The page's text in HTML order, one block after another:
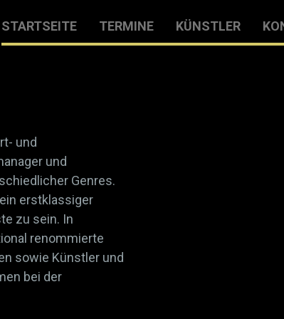
STARTSEITE TERMINE KÜNSTLER
und
und
Genres.
erstklassiger
zu sein. In
renommierte
sowie Künstler und
bei der